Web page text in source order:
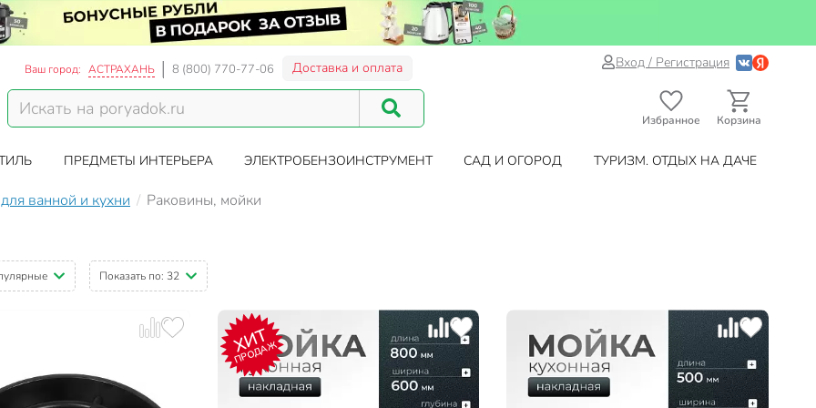
Ваш город: АСТРАХАНЬ 8 (800) 770-77-06 Доставка и оплата Вход / Регистрация
Избранное Корзина
ПРЕДМЕТЫ ИНТЕРЬЕРА ЭЛЕКТРОБЕНЗОИНСТРУМЕНТ САД И ОГОРОД ТУРИЗМ. ОТДЫХ НА ДАЧЕ
ванной и кухни Раковины, мойки
Показать по: 32
ХИТ
ПРОДАЖ